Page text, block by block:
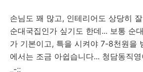
손님도 꽤 많고, 인테리어도 상당히
순대국집인가 싶기도 한데... 보통 순
가 기본이고, 특을 시켜야 7-8천원을
에서는 조금 아쉽습니다... 청담동직
_-;;